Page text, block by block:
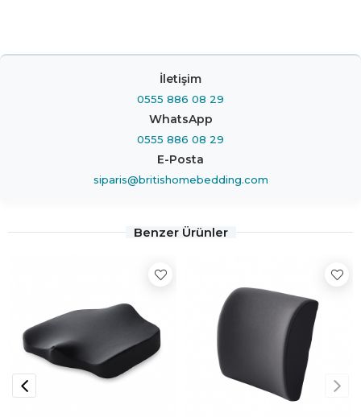
İletişim
0555 886 08 29
WhatsApp
0555 886 08 29
E-Posta
siparis@britishomebedding.com
Benzer Ürünler